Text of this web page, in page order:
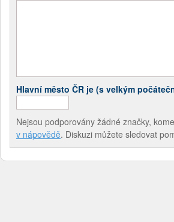
Hlavní město ČR je (s velkým
Nejsou podporovány žádné značky,
v nápovědě. Diskuzi můžete sledovat